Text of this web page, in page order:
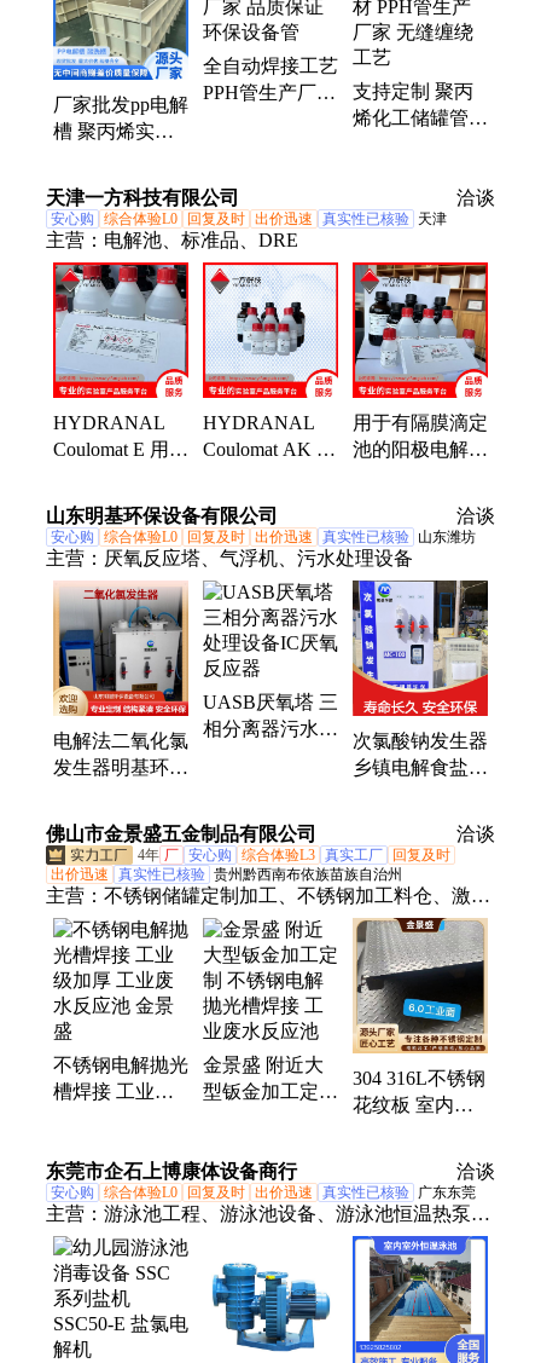
厂家批发pp电解
槽 聚丙烯实验
工业电镀酸洗池
全自动焊接工艺
PPH管生产厂家
支持定制 聚丙
烯化工储罐管材
天津一方科技有限公司
洽谈
安心购 综合体验L0 回复及时 出价迅速 真实性已核验 天津
主营： 电解池、标准品、DRE
HYDRANAL
Coulomat E 用于
基于乙醇的阳极
电解液
HYDRANAL
Coulomat AK 用
的阳极电解液
适用于滴定酮类
用于有隔膜滴定
池的阳极电解液
山东明基环保设备有限公司 洽谈
安心购 综合体验L0 回复及时 出价迅速 真实性已核验 山东潍坊
主营： 厌氧反应塔、气浮机、污水处理设备
电解法二氧化氯
发生器明基环保
备污水处理设备
UASB厌氧塔 三
相分离器污水处
次氯酸钠发生器
乡镇电解食盐次
佛山市金景盛五金制品有限公司
洽谈
4年 厂 安心购 综合体验L3 真实工厂
回复及时
出价迅速
真实性已核验 贵州黔西南布依族苗族自治州
主营： 不锈钢储罐定制加工、不锈钢加工料仓、激光
加工板、电解池、钣金制品、不锈钢搅拌罐、压花板/
防滑板、不锈钢加工卷圆焊接、不锈钢板材批发、不
锈钢花箱、310S耐高温马弗炉胆、不锈钢线性水沟、
钢结构旋转楼梯、不锈钢T型条装饰、不锈钢沉淀
池、不锈钢制品加工、不锈钢冲孔网定制、三维激光
切割管材、不锈钢栏杆、不锈钢喷淋塔、不锈钢中厚
板
不锈钢电解抛光
槽焊接 工业级
金景盛 附近大
型钣金加工定制
水反应池
304 316L不锈钢
花纹板 室内楼
厂车间用脚踏板
美观耐用
东莞市企石上博康体设备商行 洽谈
安心购 综合体验L0 回复及时 出价迅速 真实性已核验 广东东莞
主营： 游泳池工程、游泳池设备、游泳池恒温热泵、
电解池、别墅游泳池设计、恒温除湿热泵、游泳池建
造施工、游泳池水处理系统、游泳池承建、游泳池公
司、泳池设计、高端游泳池工程、恒温水疗泡池、泳
池配套设施、恒温游泳池工程、私人游泳池工程、游